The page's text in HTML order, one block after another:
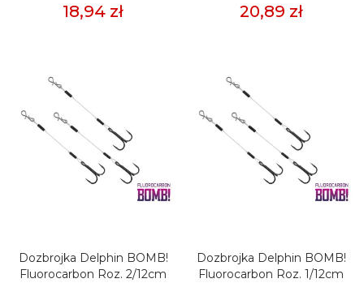
18,94 zł 20,89 zł
DODAJ DO KOSZYKA
Dozbrojka Delphin BOMB!
Fluorocarbon Roz. 2/12cm
DODAJ DO KOSZYKA
Dozbrojka Delphin BOMB!
Fluorocarbon Roz. 1/12cm